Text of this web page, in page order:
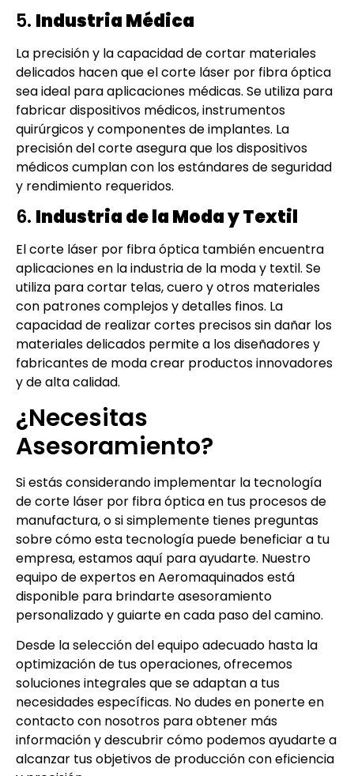
5. Industria Médica
La precisión y la capacidad de cortar materiales
delicados hacen que el corte láser por fibra óptica
sea ideal para aplicaciones médicas. Se utiliza para
fabricar dispositivos médicos, instrumentos
quirúrgicos y componentes de implantes. La
precisión del corte asegura que los dispositivos
médicos cumplan con los estándares de seguridad
y rendimiento requeridos.
6. Industria de la Moda y Textil
El corte láser por fibra óptica también encuentra
aplicaciones en la industria de la moda y textil. Se
utiliza para cortar telas, cuero y otros materiales
con patrones complejos y detalles finos. La
capacidad de realizar cortes precisos sin dañar los
materiales delicados permite a los diseñadores y
fabricantes de moda crear productos innovadores
y de alta calidad.
¿Necesitas
Asesoramiento?
Si estás considerando implementar la tecnología
de corte láser por fibra óptica en tus procesos de
manufactura, o si simplemente tienes preguntas
sobre cómo esta tecnología puede beneficiar a tu
empresa, estamos aquí para ayudarte. Nuestro
equipo de expertos en Aeromaquinados está
disponible para brindarte asesoramiento
personalizado y guiarte en cada paso del camino.
Desde la selección del equipo adecuado hasta la
optimización de tus operaciones, ofrecemos
soluciones integrales que se adaptan a tus
necesidades específicas. No dudes en ponerte en
contacto con nosotros para obtener más
información y descubrir cómo podemos ayudarte a
alcanzar tus objetivos de producción con eficiencia